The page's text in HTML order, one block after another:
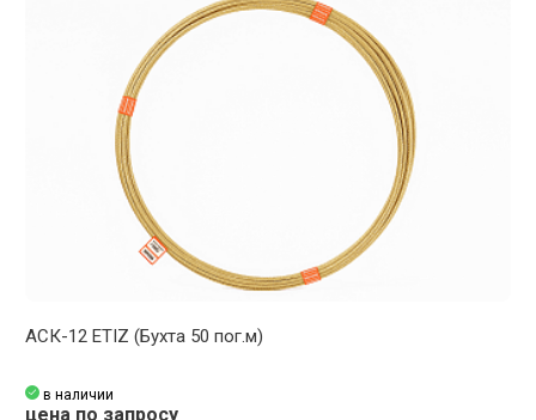
АСК-12 ETIZ (Бухта 50 пог.м)
в наличии
цена по запросу